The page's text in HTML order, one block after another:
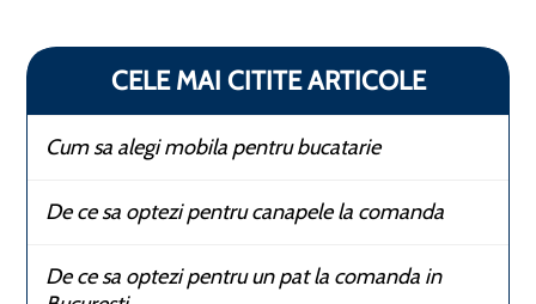
CELE MAI CITITE ARTICOLE
Cum sa alegi mobila pentru bucatarie
De ce sa optezi pentru canapele la comanda
De ce sa optezi pentru un pat la comanda in